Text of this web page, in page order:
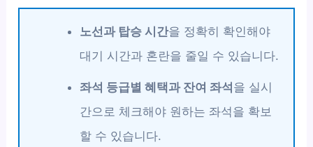
노선과 탑승 시간을 정확히 확인해야
대기 시간과 혼란을 줄일 수 있습니다.
좌석 등급별 혜택과 잔여 좌석 을 실시
간으로 체크해야 원하는 좌석을 확보
할 수 있습니다.